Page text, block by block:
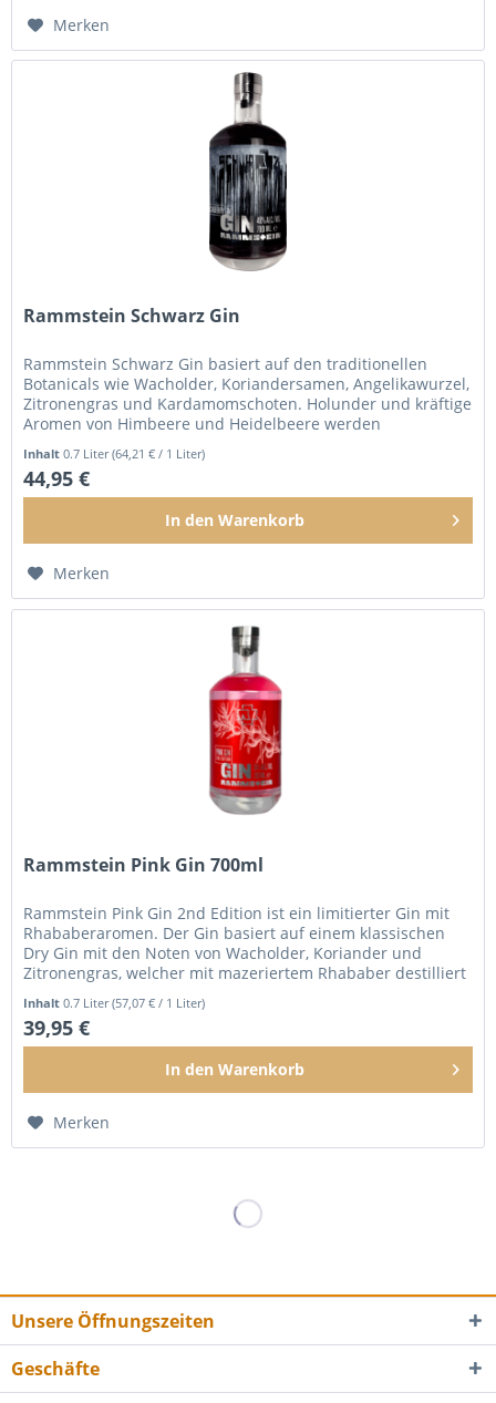
Merken
Rammstein Schwarz Gin
Rammstein Schwarz Gin basiert auf den traditionellen
Botanicals wie Wacholder, Koriandersamen, Angelikawurzel,
Zitronengras und Kardamomschoten. Holunder und kräftige
Aromen von Himbeere und Heidelbeere werden
Inhalt0.7 Liter(64,21 € / 1 Liter)
44,95 €
In den Warenkorb
Merken
Rammstein Pink Gin 700ml
Rammstein Pink Gin 2nd Edition ist ein limitierter Gin mit
Rhababeraromen. Der Gin basiert auf einem klassischen
Dry Gin mit den Noten von Wacholder, Koriander und
Zitronengras, welcher mit mazeriertem Rhababer destilliert
Inhalt0.7 Liter(57,07 € / 1 Liter)
39,95 €
In den Warenkorb
Merken
Unsere Öffnungszeiten
Geschäfte